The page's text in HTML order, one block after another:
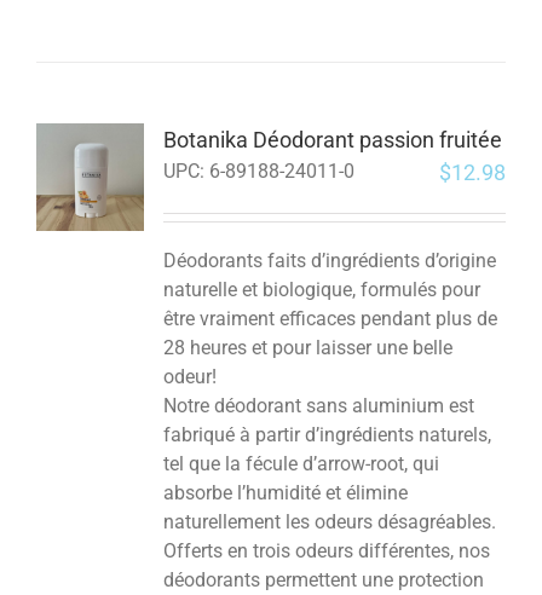
Botanika Déodorant passion fruitée
UPC: 6-89188-24011-0 $12.98
Déodorants faits d’ingrédients d’origine
naturelle et biologique, formulés pour
être vraiment efficaces pendant plus de
28 heures et pour laisser une belle
odeur!
Notre déodorant sans aluminium est
fabriqué à partir d’ingrédients naturels,
tel que la fécule d’arrow-root, qui
absorbe l’humidité et élimine
naturellement les odeurs désagréables.
Offerts en trois odeurs différentes, nos
déodorants permettent une protection